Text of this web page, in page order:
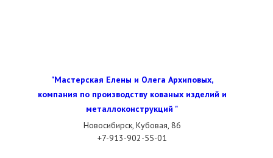
"Мастерская Елены и Олега Архиповых,
компания по производству кованых изделий и
металлоконструкций "
Новосибирск, Кубовая, 86
+7-913-902-55-01